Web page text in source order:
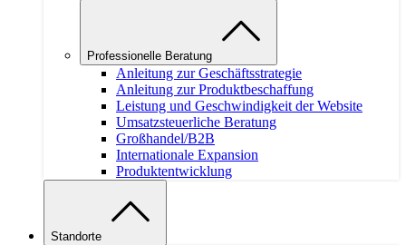
Professionelle Beratung
Anleitung zur Geschäftsstrategie
Anleitung zur Produktbeschaffung
Leistung und Geschwindigkeit der Website
Umsatzsteuerliche Beratung
Großhandel/B2B
Internationale Expansion
Produktentwicklung
Standorte